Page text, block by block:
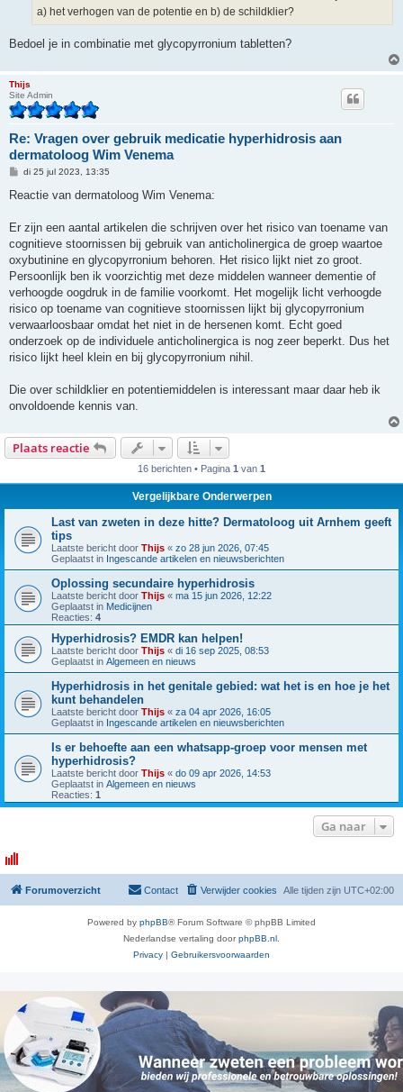
a) het verhogen van de potentie en b) de schildklier?
Bedoel je in combinatie met glycopyrronium tabletten?
Thijs
Site Admin
Re: Vragen over gebruik medicatie hyperhidrosis aan
dermatoloog Wim Venema
B
r
h
di 25 jul 2023, 13:35
Reactie van dermatoloog Wim Venema:
Er zijn een aantal artikelen die schrijven over het risico van toename van
cognitieve stoornissen bij gebruik van anticholinergica de groep waartoe
oxybutinine en glycopyrronium behoren. Het risico lijkt niet zo groot.
Persoonlijk ben ik voorzichtig met deze middelen wanneer dementie of
verhoogde oogdruk in de familie voorkomt. Het mogelijk licht verhoogde
risico op toename van cognitieve stoornissen lijkt bij glycopyrronium
verwaarloosbaar omdat het niet in de hersenen komt. Echt goed
onderzoek op de individuele anticholinergica is nog zeer beperkt. Dus het
risico lijkt heel klein en bij glycopyrronium nihil.
Die over schildklier en potentiemiddelen is interessant maar daar heb ik
onvoldoende kennis van.
Plaats reactie
16 berichten • Pagina 1 van 1
Vergelijkbare Onderwerpen
Last van zweten in deze hitte? Dermatoloog uit Arnhem geeft
tips
Laatste bericht door Thijs « zo 28 jun 2026, 07:45
Geplaatst in Ingescande artikelen en nieuwsberichten
Oplossing secundaire hyperhidrosis
Laatste bericht door Thijs « ma 15 jun 2026, 12:22
Geplaatst in Medicijnen
Reacties: 4
Hyperhidrosis? EMDR kan helpen!
Laatste bericht door Thijs « di 16 sep 2025, 08:53
Geplaatst in Algemeen en nieuws
Hyperhidrosis in het genitale gebied: wat het is en hoe je het
kunt behandelen
Laatste bericht door Thijs « za 04 apr 2026, 16:05
Geplaatst in Ingescande artikelen en nieuwsberichten
Is er behoefte aan een whatsapp-groep voor mensen met
hyperhidrosis?
Laatste bericht door Thijs « do 09 apr 2026, 14:53
Geplaatst in Algemeen en nieuws
Reacties: 1
Ga naar
Forumoverzicht Alle tijden zijn UTC+02:00
Verwijder cookies
Contact
Powered by phpBB® Forum Software © phpBB Limited
Nederlandse vertaling doorphpBB.nl.
Privacy | Gebruikersvoorwaarden